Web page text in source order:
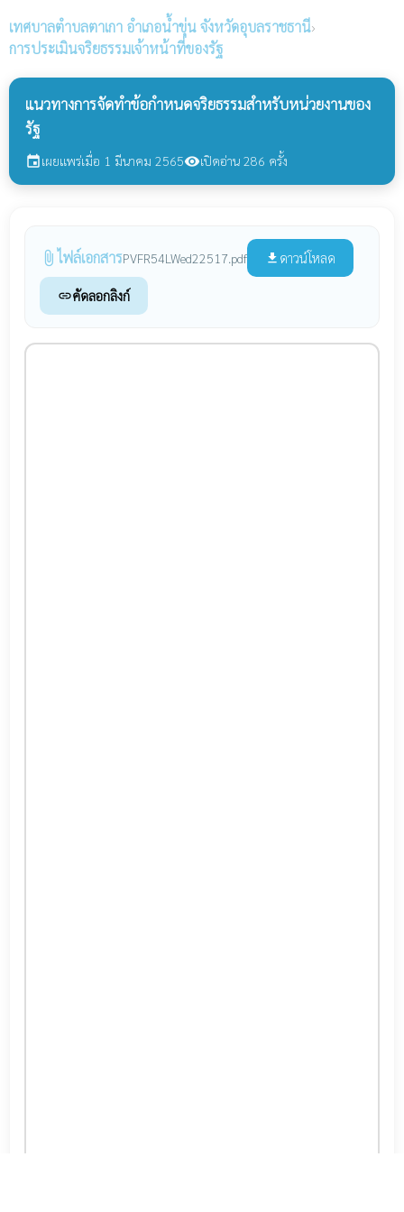
เทศบาลตำบลตาเกา อำเภอน้ำขุ่น จังหวัดอุบลราชธานี›
การประเมินจริยธรรมเจ้าหน้าที่ของรัฐ
แนวทางการจัดทำข้อกำหนดจริยธรรมสำหรับหน่วยงานของ
รัฐ
eventเผยแพร่เมื่อ 1 มีนาคม 2565visibilityเปิดอ่าน 286 ครั้ง
attach_file ไฟล์เอกสารPVFR54LWed22517.pdf file_download ดาวน์โหลด
linkคัดลอกลิงก์